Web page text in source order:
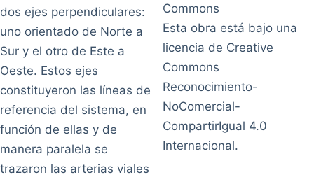
dos ejes perpendiculares:
uno orientado de Norte a
Sur y el otro de Este a
Oeste. Estos ejes
constituyeron las líneas de
referencia del sistema, en
función de ellas y de
manera paralela se
trazaron las arterias viales
Esta obra está bajo una
licencia de Creative
Commons
Reconocimiento-
NoComercial-
CompartirIgual 4.0
Internacional.